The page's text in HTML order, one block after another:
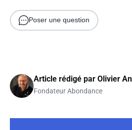
Poser une question
Article rédigé par Olivier
Fondateur Abondance